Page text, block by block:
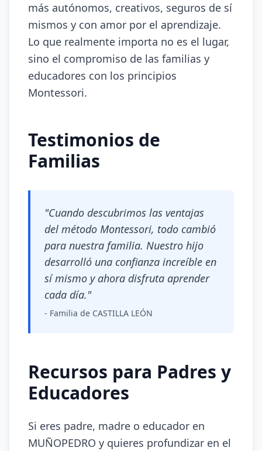
más autónomos, creativos, seguros de sí
mismos y con amor por el aprendizaje.
Lo que realmente importa no es el lugar,
sino el compromiso de las familias y
educadores con los principios
Montessori.
Testimonios de
Familias
"Cuando descubrimos las ventajas
del método Montessori, todo cambió
para nuestra familia. Nuestro hijo
desarrolló una confianza increíble en
sí mismo y ahora disfruta aprender
cada día."
- Familia de CASTILLA LEÓN
Recursos para Padres y
Educadores
Si eres padre, madre o educador en
MUÑOPEDRO y quieres profundizar en el